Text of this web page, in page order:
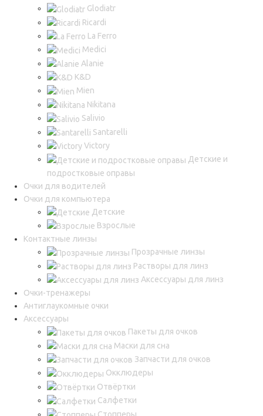
Glodiatr
Ricardi
La Ferro
Medici
Alanie
K&D
Mien
Nikitana
Salivio
Santarelli
Victory
Детские и
подростковые оправы
Очки для водителей
Очки для компьютера
Детские
Взрослые
Контактные линзы
Прозрачные линзы
Растворы для линз
Аксессуары для линз
Очки-тренажеры
Антиглаукомные очки
Аксессуары
Пакеты для очков
Маски для сна
Запчасти для очков
Окклюдеры
Отвёртки
Салфетки
Стопперы